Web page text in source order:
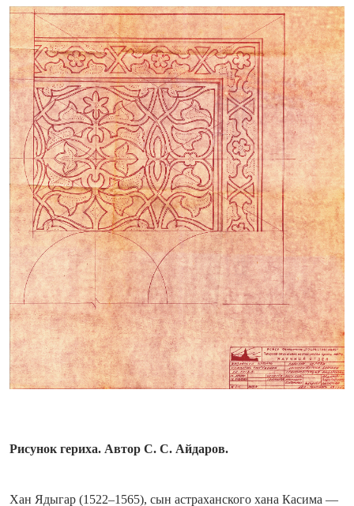
Рисунок гериха. Автор С. С. Айдаров.
Хан Ядыгар (1522–1565), сын астраханского хана Касима —